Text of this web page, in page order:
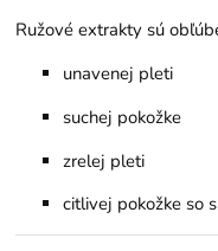
Ružové extrakty sú
unavenej pleti
suchej pokožke
zrelej pleti
citlivej pokožke so